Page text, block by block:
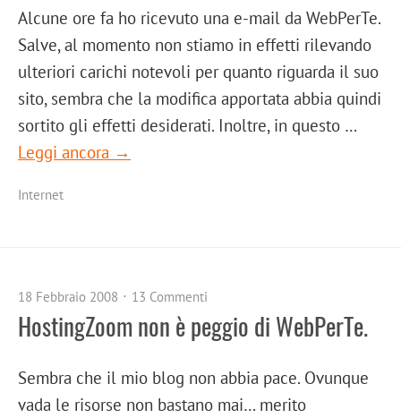
Alcune ore fa ho ricevuto una e-mail da WebPerTe.
Salve, al momento non stiamo in effetti rilevando
ulteriori carichi notevoli per quanto riguarda il suo
sito, sembra che la modifica apportata abbia quindi
sortito gli effetti desiderati. Inoltre, in questo …
Leggi ancora →
Internet
18 Febbraio 2008 13 Commenti
HostingZoom non è peggio di WebPerTe.
Sembra che il mio blog non abbia pace. Ovunque
vada le risorse non bastano mai… merito